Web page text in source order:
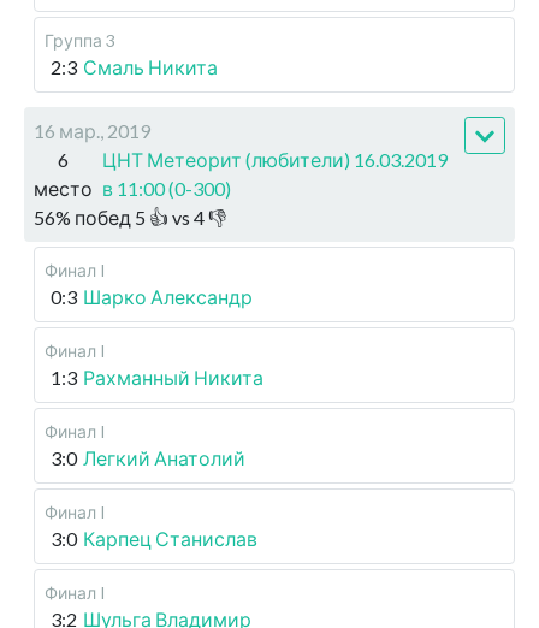
Группа 3
2:3 Смаль Никита
16 мар., 2019
6
место
ЦНТ Метеорит (любители) 16.03.2019
в 11:00 (0-300)
56% побед 5 👍 vs 4👎
Финал I
0:3 Шарко Александр
Финал I
1:3 Рахманный Никита
Финал I
3:0 Легкий Анатолий
Финал I
3:0 Карпец Станислав
Финал I
3:2 Шульга Владимир